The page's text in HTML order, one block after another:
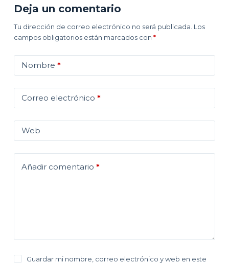
Deja un comentario
Tu dirección de correo electrónico no será publicada. Los
campos obligatorios están marcados con *
Nombre *
Correo electrónico *
Web
Añadir comentario *
Guardar mi nombre, correo electrónico y web en este